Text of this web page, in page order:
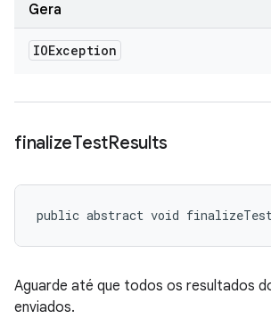
Gera
IOException
finalizeTestResults
public abstract void
Aguarde até que todos os resultados
enviados.